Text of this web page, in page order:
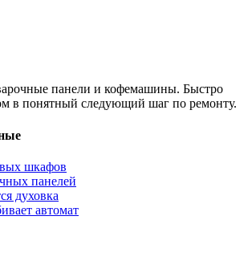
панели и кофемашины. Быстро
в понятный следующий шаг по ремонту.
шкафов
панелей
духовка
автомат